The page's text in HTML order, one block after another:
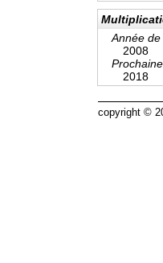
Année
2008
2018
copyright ©